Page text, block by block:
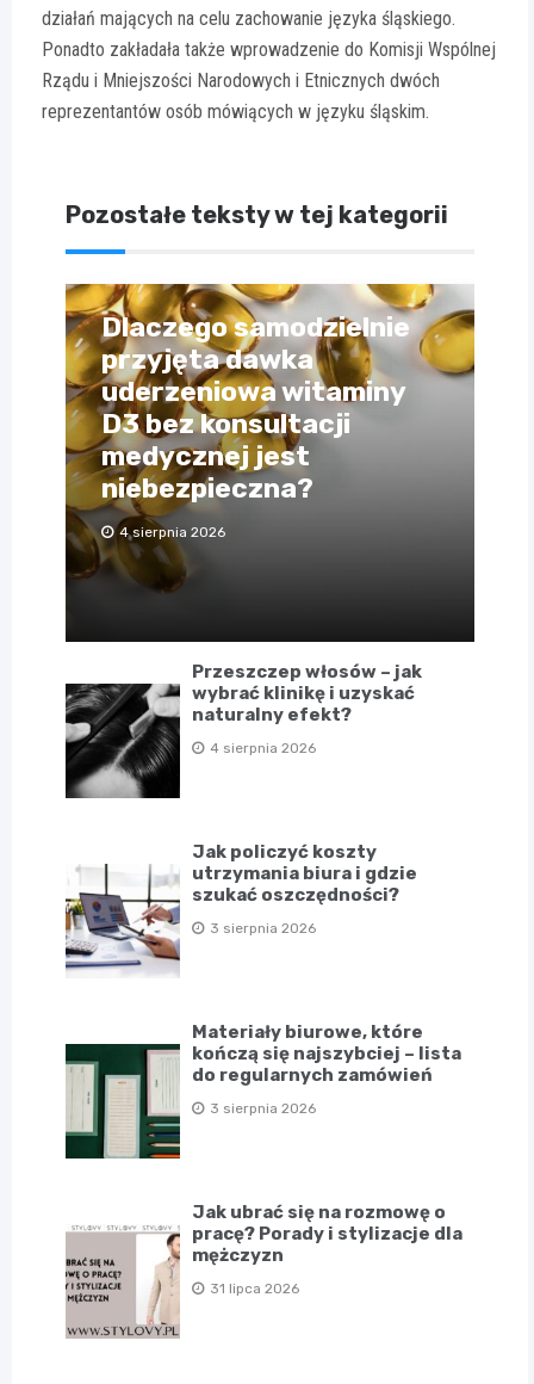
działań mających na celu zachowanie języka śląskiego.
Ponadto zakładała także wprowadzenie do Komisji Wspólnej
Rządu i Mniejszości Narodowych i Etnicznych dwóch
reprezentantów osób mówiących w języku śląskim.
Pozostałe teksty w tej kategorii
Dlaczego samodzielnie
przyjęta dawka
uderzeniowa witaminy
D3 bez konsultacji
medycznej jest
niebezpieczna?
4 sierpnia 2026
Przeszczep włosów – jak
wybrać klinikę i uzyskać
naturalny efekt?
4 sierpnia 2026
Jak policzyć koszty
utrzymania biura i gdzie
szukać oszczędności?
3 sierpnia 2026
Materiały biurowe, które
kończą się najszybciej – lista
do regularnych zamówień
3 sierpnia 2026
Jak ubrać się na rozmowę o
pracę? Porady i stylizacje dla
mężczyzn
31 lipca 2026